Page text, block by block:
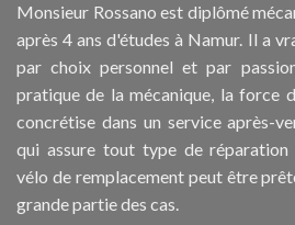
Monsieur Rossano est diplômé
après 4 ans d'études à Namur. Il a
par choix personnel et par
pratique de la mécanique, la force
concrétise dans un service après-
qui assure tout type de réparation
vélo de remplacement peut être
grande partie des cas.